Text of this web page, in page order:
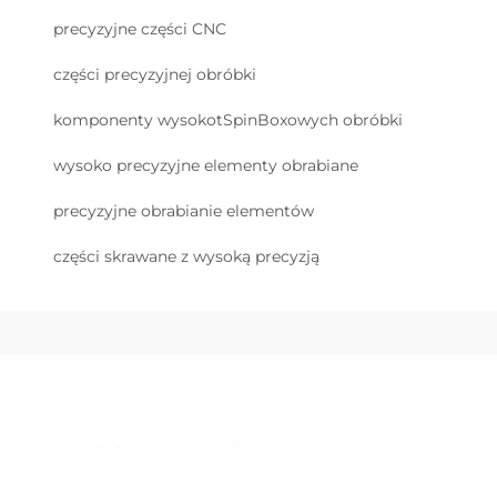
precyzyjne części CNC
części precyzyjnej obróbki
komponenty wysokotSpinBoxowych obróbki
wysoko precyzyjne elementy obrabiane
precyzyjne obrabianie elementów
części skrawane z wysoką precyzją